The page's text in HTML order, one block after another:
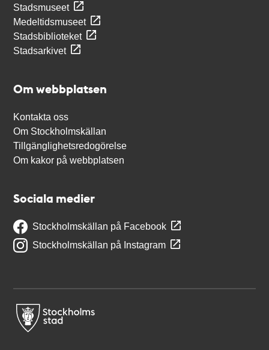
Stadsmuseet
Medeltidsmuseet
Stadsbiblioteket
Stadsarkivet
Om webbplatsen
Kontakta oss
Om Stockholmskällan
Tillgänglighetsredogörelse
Om kakor på webbplatsen
Sociala medier
Stockholmskällan på Facebook
Stockholmskällan på Instagram